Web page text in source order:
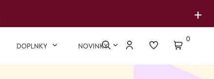
+
DOPLNKY NOVINKY
0